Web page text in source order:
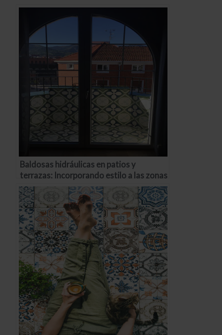
Baldosas hidráulicas en patios y
terrazas: Incorporando estilo a las zonas
exteriores